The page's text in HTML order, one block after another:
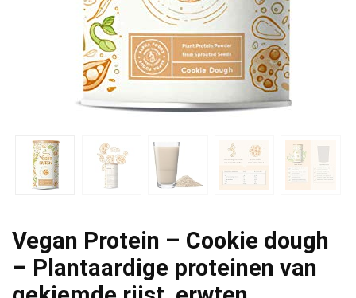
Vegan Protein – Cookie dough
– Plantaardige proteinen van